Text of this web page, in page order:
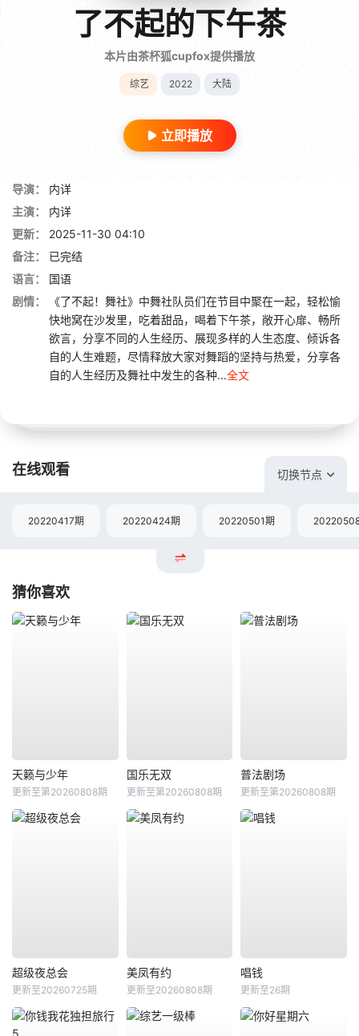
了不起的下午茶
本片由茶杯狐cupfox提供播放
综艺 2022 大陆
立即播放
导演：
内详
主演：
内详
更新：
2025-11-30 04:10
备注：
已完结
语言：
国语
剧情：
《了不起！舞社》中舞社队员们在节目中聚在一起，轻松愉
快地窝在沙发里，吃着甜品，喝着下午茶，敞开心扉、畅所
欲言，分享不同的人生经历、展现多样的人生态度、倾诉各
自的人生难题，尽情释放大家对舞蹈的坚持与热爱，分享各
自的人生经历及舞社中发生的各种...全文
在线观看 切换节点
20220417期 20220424期 20220501期
猜你喜欢
天籁与少年
更新至第20260808期
国乐无双
更新至第20260808期
普法剧场
更新至第20260808期
超级夜总会
更新至20260725期
美凤有约
更新至20260808期
唱钱
更新至26期